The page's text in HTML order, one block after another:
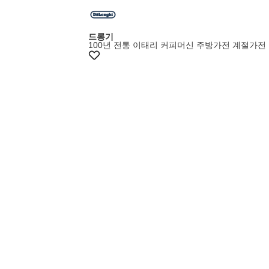
+8%쿠폰
드롱기
100년 전통 이태리 커피머신 주방가전 계절가전